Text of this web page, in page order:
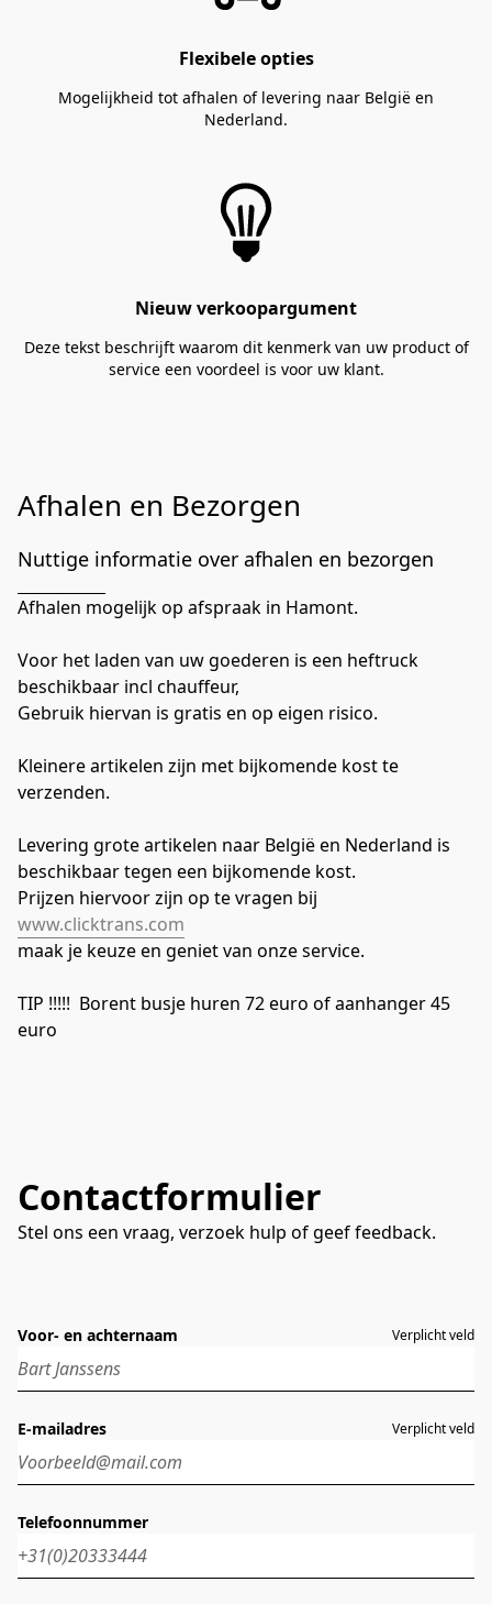
Flexibele opties
Mogelijkheid tot afhalen of levering naar België en
Nederland.
Nieuw verkoopargument
Deze tekst beschrijft waarom dit kenmerk van uw product of
service een voordeel is voor uw klant.
Afhalen en Bezorgen
Nuttige informatie over afhalen en bezorgen
Afhalen mogelijk op afspraak in Hamont.
Voor het laden van uw goederen is een heftruck
beschikbaar incl chauffeur,
Gebruik hiervan is gratis en op eigen risico.
Kleinere artikelen zijn met bijkomende kost te
verzenden.
Levering grote artikelen naar België en Nederland is
beschikbaar tegen een bijkomende kost.
www.clicktrans.com
maak je keuze en geniet van onze service.
TIP !!!!!  Borent busje huren 72 euro of aanhanger 45
euro
Contactformulier
Stel ons een vraag, verzoek hulp of geef feedback.
Voor- en achternaam Verplicht veld
E-mailadres Verplicht veld
Telefoonnummer